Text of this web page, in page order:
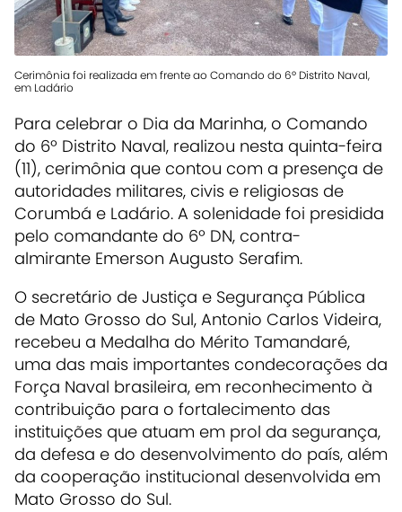
Cerimônia foi realizada em frente ao Comando do 6º Distrito Naval,
em Ladário
Para celebrar o Dia da Marinha, o Comando
do 6º Distrito Naval, realizou nesta quinta-feira
(11), cerimônia que contou com a presença de
autoridades militares, civis e religiosas de
Corumbá e Ladário. A solenidade foi presidida
pelo comandante do 6º DN, contra-
almirante Emerson Augusto Serafim.
O secretário de Justiça e Segurança Pública
de Mato Grosso do Sul, Antonio Carlos Videira,
recebeu a Medalha do Mérito Tamandaré,
uma das mais importantes condecorações da
Força Naval brasileira, em reconhecimento à
contribuição para o fortalecimento das
instituições que atuam em prol da segurança,
da defesa e do desenvolvimento do país, além
da cooperação institucional desenvolvida em
Mato Grosso do Sul.